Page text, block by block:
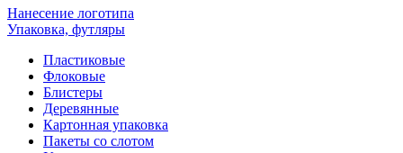
Нанесение логотипа
Упаковка, футляры
Пластиковые
Флоковые
Блистеры
Деревянные
Картонная упаковка
Пакеты со слотом